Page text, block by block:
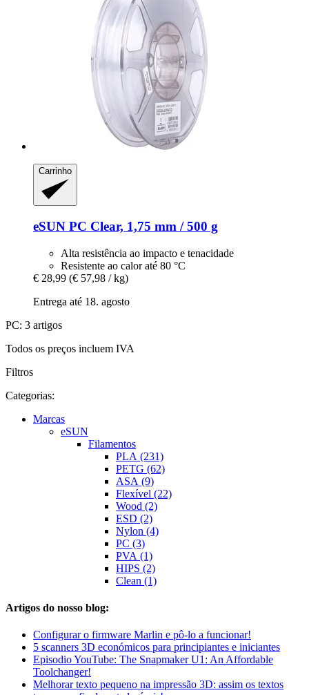
Carrinho
eSUN PC Clear, 1,75 mm / 500 g
Alta resistência ao impacto e tenacidade
Resistente ao calor até 80 °C
€ 28,99 (€ 57,98 / kg)
Entrega até 18. agosto
PC: 3 artigos
Todos os preços incluem IVA
Filtros
Categorias:
Marcas
eSUN
Filamentos
PLA (231)
PETG (62)
ASA (9)
Flexível (22)
Wood (2)
ESD (2)
Nylon (4)
PC (3)
PVA (1)
HIPS (2)
Clean (1)
Artigos do nosso blog:
Configurar o firmware Marlin e pô-lo a funcionar!
5 scanners 3D económicos para principiantes e iniciantes
Episodio YouTube: The Snapmaker U1: An Affordable
Toolchanger!
Melhorar texto pequeno na impressão 3D: assim os textos